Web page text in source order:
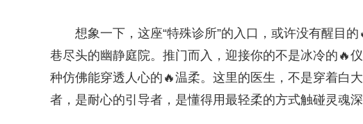
想象一下，这座“特殊诊所”的入口，或许没有醒目
巷尽头的幽静庭院。推门而入，迎接你的不是冰冷的🔥
种仿佛能穿透人心的🔥温柔。这里的医生，不是穿着白
者，是耐心的引导者，是懂得用最轻柔的方式触碰灵魂深